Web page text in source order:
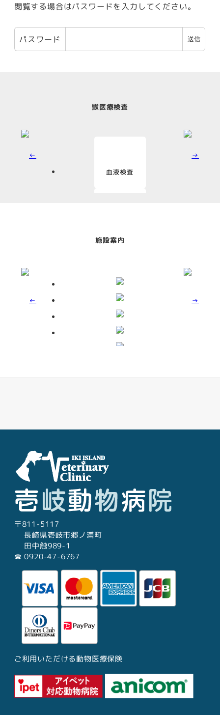
閲覧する場合はパスワードを入力してください。
パスワード
獣医療検査
血液検査
糞便検査
超音波検査
施設案内
〒811-5117
長崎県壱岐市郷ノ浦町
田中触989-1
☎︎ 0920-47-6767
ご利用いただける動物医療保険